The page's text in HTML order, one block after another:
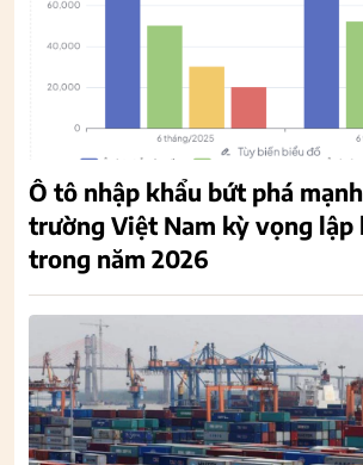
Ô tô nhập khẩu bứt phá
trường Việt Nam kỳ vọng lập
trong năm 2026